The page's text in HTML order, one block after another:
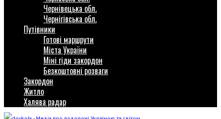
Чернівецька обл.
Чернігівська обл.
Путівники
Готові маршрути
Міста України
Міні гіди закордон
Безкоштовні розваги
Закордон
Житло
Халява радар